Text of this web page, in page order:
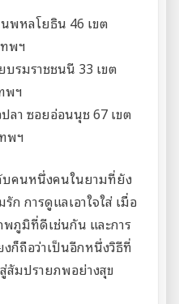
พหลโยธิน 46 เขต
พฯ
บรมราชชนนี 33 เขต
พฯ
ลา ซอยอ่อนนุช 67 เขต
พฯ
คนหนึ่งคนในยามที่ยัง
ก การดูแลเอาใจใส่ เมื่อ
ภูมิที่ดีเช่นกัน และการ
งก็ถือว่าเป็นอีกหนึ่งวิธีที่
มปรายภพอย่างสุข